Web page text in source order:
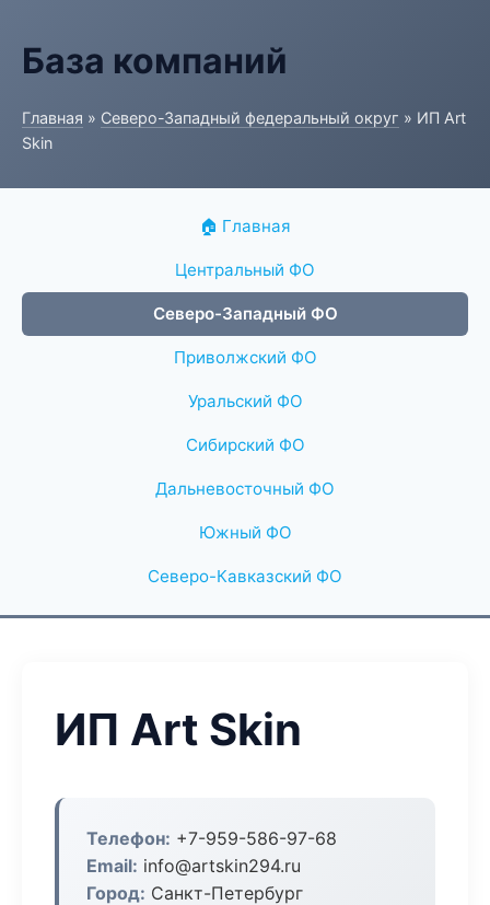
База компаний
Главная » Северо-Западный федеральный округ » ИП Art
Skin
🏠 Главная
Центральный ФО
Северо-Западный ФО
Приволжский ФО
Уральский ФО
Сибирский ФО
Дальневосточный ФО
Южный ФО
Северо-Кавказский ФО
ИП Art Skin
Телефон: +7-959-586-97-68
Email: info@artskin294.ru
Город: Санкт-Петербург